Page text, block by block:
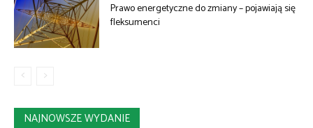
Prawo energetyczne do zmiany – pojawiają się
fleksumenci
NAJNOWSZE WYDANIE